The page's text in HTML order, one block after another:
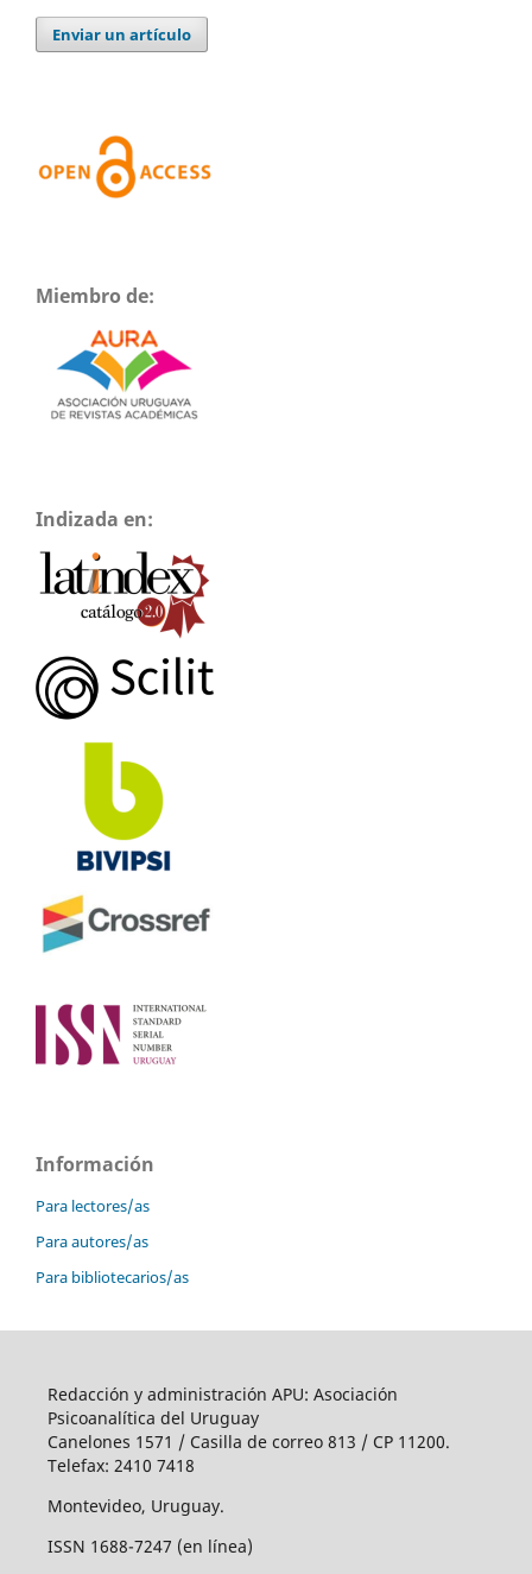
Enviar un artículo
Miembro de:
Indizada en:
Información
Para lectores/as
Para autores/as
Para bibliotecarios/as
Redacción y administración APU: Asociación
Psicoanalítica del Uruguay
Canelones 1571 / Casilla de correo 813 / CP 11200.
Telefax: 2410 7418
Montevideo, Uruguay.
ISSN 1688-7247 (en línea)